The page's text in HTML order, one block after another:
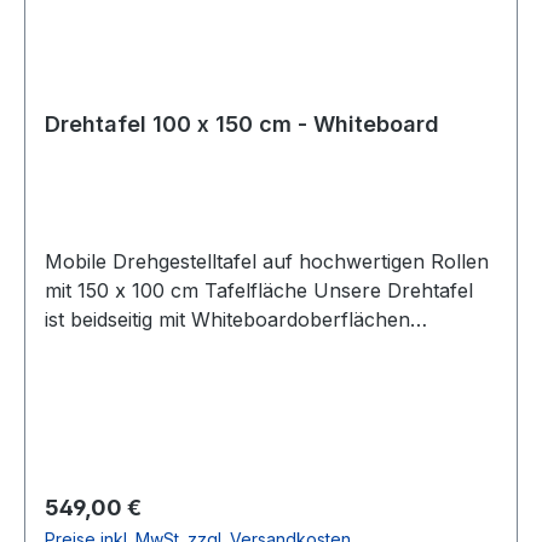
Drehtafel 100 x 150 cm - Whiteboard
Mobile Drehgestelltafel auf hochwertigen Rollen
mit 150 x 100 cm Tafelfläche Unsere Drehtafel
ist beidseitig mit Whiteboardoberflächen
Türschwellen hängen, außerdem laufen die
Rollen sehr leise. 2 Rollen sind feststellbar. Die
Regulärer Preis:
549,00 €